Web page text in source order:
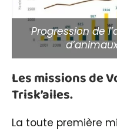
Progression de
Les missions de
Trisk’ailes.
La toute première